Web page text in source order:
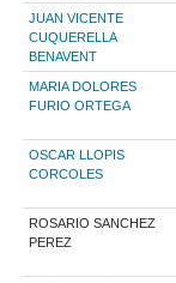
JUAN VICENTE
CUQUERELLA
BENAVENT
MARIA DOLORES
FURIO ORTEGA
OSCAR LLOPIS
CORCOLES
ROSARIO SANCHEZ
PEREZ